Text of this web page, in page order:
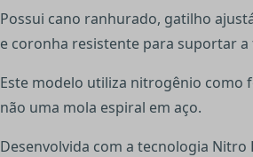
Possui cano ranhurado, gatilho
e coronha resistente para suportar a
Este modelo utiliza nitrogênio como
não uma mola espiral em aço.
Desenvolvida com a tecnologia Nitro